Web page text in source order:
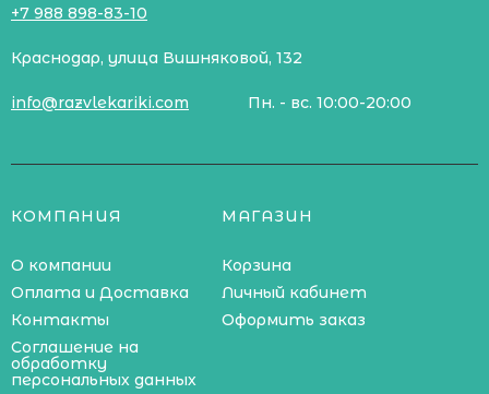
+7 988 898-83-10
Краснодар, улица Вишняковой, 132
info@razvlekariki.com Пн. - вс. 10:00-20:00
КОМПАНИЯ
О компании
Оплата и Доставка
Контакты
Соглашение на
обработку
персональных данных
МАГАЗИН
Корзина
Личный кабинет
Оформить заказ